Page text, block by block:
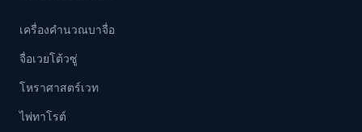
เครื่องคำนวณบาจื่อ
จื่อเวยโต้วซู่
โหราศาสตร์เวท
ไพ่ทาโรต์